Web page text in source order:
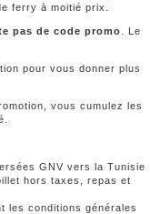
ferry à moitié prix.
pas de code promo . Le
pour vous donner plus
vous cumulez les
GNV vers la Tunisie
hors taxes, repas et
les conditions générales